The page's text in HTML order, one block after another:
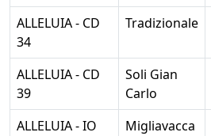
ALLELUIA - CD
34
Tradizionale
ALLELUIA - CD
39
Soli Gian
Carlo
ALLELUIA - IO
Migliavacca